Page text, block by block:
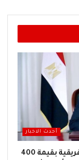
أحدث الاخبار
قرار جمهوري بالموافقة على منحة أفريقية بقيمة 400